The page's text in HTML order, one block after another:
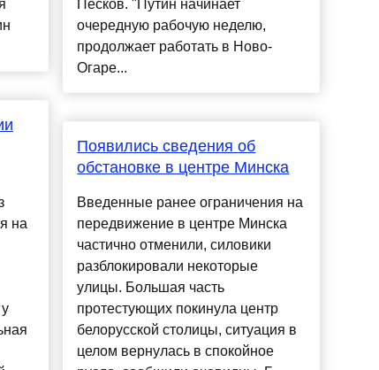
на
Песков. "Путин начинает
очередную рабочую неделю,
продолжает работать в Ново-
Огаре...
Появились сведения об
обстановке в центре Минска
Введенные ранее ограничения на
передвижение в центре Минска
частично отменили, силовики
разблокировали некоторые
улицы. Большая часть
протестующих покинула центр
белорусской столицы, ситуация в
целом вернулась в спокойное